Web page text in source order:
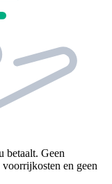
betaalt. Geen
en geen